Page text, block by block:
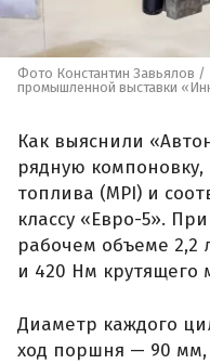
Фото Константин Завьялов
промышленной выставки
Как выяснили
рядную
топлива (MPI) и
классу «Евро-5».
рабочем объеме 2,2
и 420 Нм крутящего
Диаметр каждого
ход поршня — 90 мм,